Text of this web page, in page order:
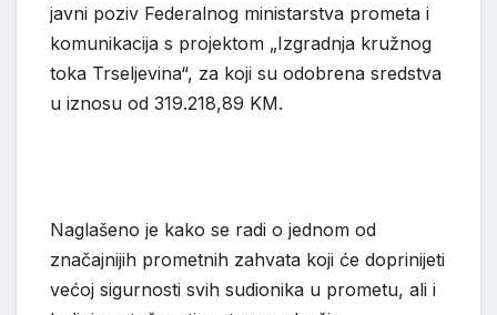
javni poziv Federalnog ministarstva prometa i
komunikacija s projektom „Izgradnja kružnog
toka Trseljevina“, za koji su odobrena sredstva
u iznosu od 319.218,89 KM.
Naglašeno je kako se radi o jednom od
značajnijih prometnih zahvata koji će doprinijeti
većoj sigurnosti svih sudionika u prometu, ali i